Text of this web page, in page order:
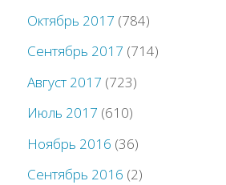
Октябрь 2017 (784)
Сентябрь 2017 (714)
Август 2017 (723)
Июль 2017 (610)
Ноябрь 2016 (36)
Сентябрь 2016 (2)